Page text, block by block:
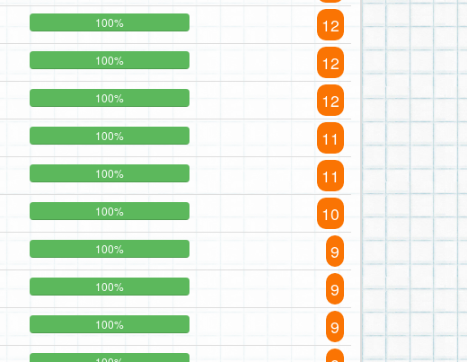
100% 12
100% 12
100% 12
100% 11
100% 11
100% 10
100% 9
100% 9
100% 9